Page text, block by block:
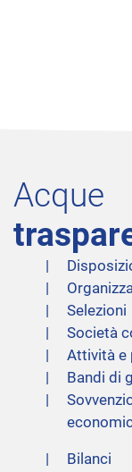
Acque
Selezioni
Società
Attività e
Bandi di
Bilanci